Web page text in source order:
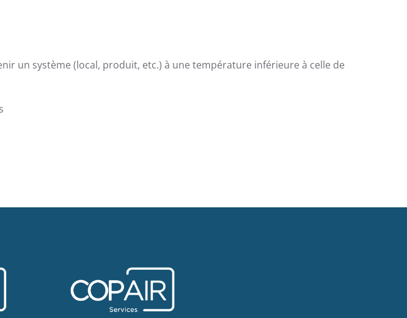
un système (local, produit, etc.) à une température inférieure à celle de